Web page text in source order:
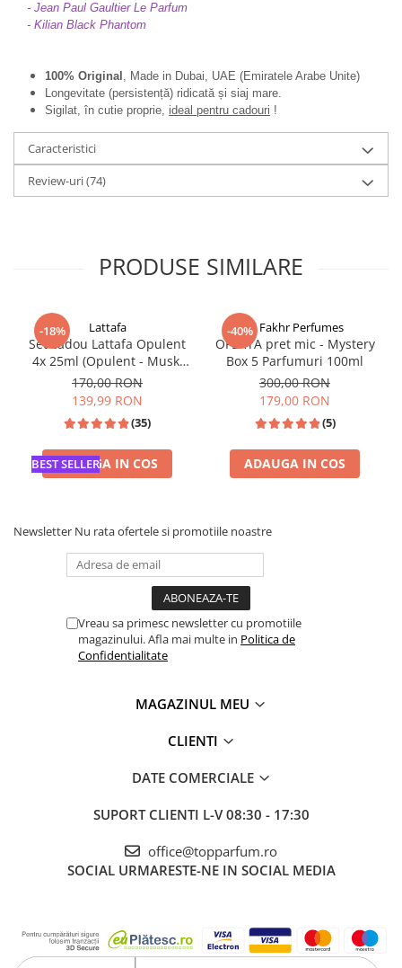
- Jean Paul Gaultier Le Parfum
- Kilian Black Phantom
100% Original , Made in Dubai, UAE (Emiratele Arabe Unite)
Longevitate (persistență) ridicată și siaj mare.
Sigilat, în cutie proprie, ideal pentru cadouri !
Caracteristici
Review-uri(74)
PRODUSE SIMILARE
-18%
BEST SELLER
Lattafa
Set cadou Lattafa Opulent
4x 25ml (Opulent - Musk,
Oud, Red, Dubai)
170,00 RON
139,99 RON
(35)
ADAUGA IN COS
-40%Al Fakhr Perfumes
OFERTA pret mic - Mystery
Box 5 Parfumuri 100ml
300,00 RON
179,00 RON
(5)
ADAUGA IN COS
Newsletter Nu rata ofertele si promotiile noastre
Vreau sa primesc newsletter cu promotiile
magazinului. Afla mai multe in Politica de
Confidentialitate
MAGAZINUL MEU
CLIENTI
DATE COMERCIALE
SUPORT CLIENTI L-V 08:30 - 17:30
office@topparfum.ro
SOCIAL URMARESTE-NE IN SOCIAL MEDIA